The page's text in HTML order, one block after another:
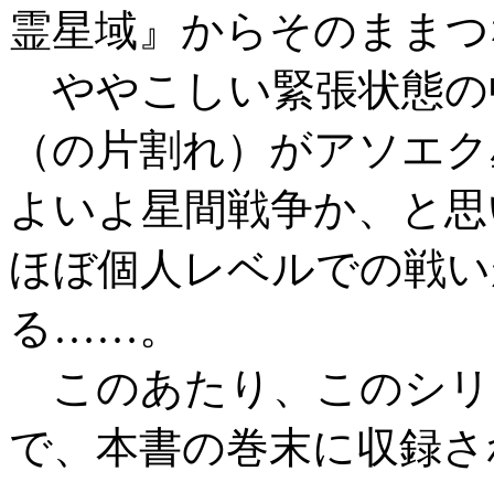
霊星域』からそのまま
ややこしい緊張状態
（の片割れ）がアソエ
よいよ星間戦争か、と
ほぼ個人レベルでの戦
る……。
このあたり、このシ
で、本書の巻末に収録